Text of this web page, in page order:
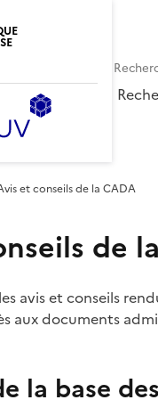
et conseils de la CADA
de
avis et conseils
aux documents
la base